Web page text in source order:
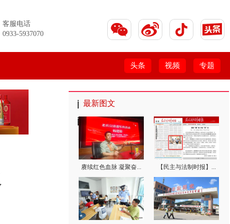
客服电话
0933-5937070
头条 视频 专题
最新图文
赓续红色血脉 凝聚奋... 【民主与法制时报】...